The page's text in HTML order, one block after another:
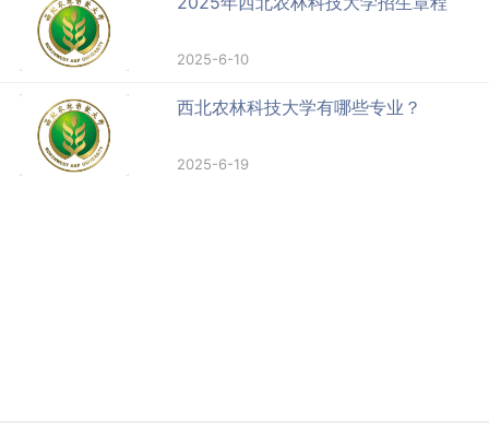
2025-6-10
西北农林科技大学有哪些专业？
2025-6-19